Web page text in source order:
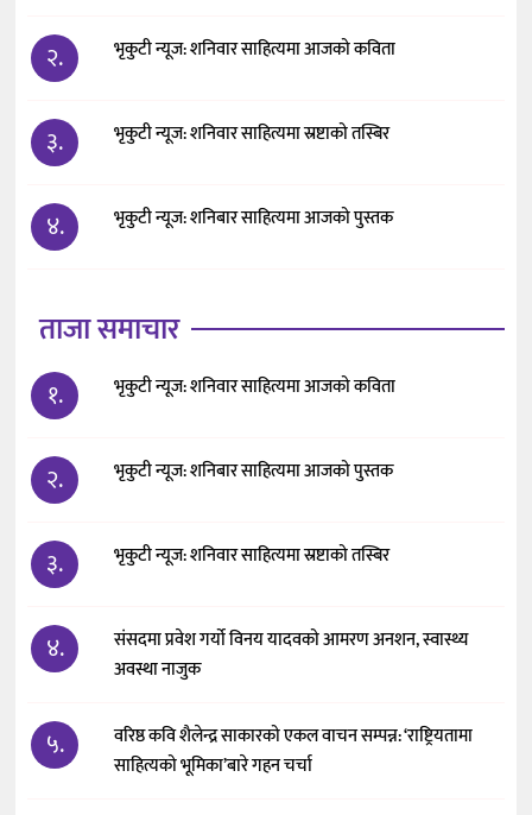
२. भृकुटी न्यूज: शनिवार साहित्यमा आजको कविता
३. भृकुटी न्यूज: शनिवार साहित्यमा स्रष्टाको तस्बिर
४. भृकुटी न्यूज: शनिबार साहित्यमा आजको पुस्तक
ताजा समाचार
१. भृकुटी न्यूज: शनिवार साहित्यमा आजको कविता
२. भृकुटी न्यूज: शनिबार साहित्यमा आजको पुस्तक
३. भृकुटी न्यूज: शनिवार साहित्यमा स्रष्टाको तस्बिर
४.
संसदमा प्रवेश गर्यो विनय यादवको आमरण अनशन, स्वास्थ्य
अवस्था नाजुक
५.
वरिष्ठ कवि शैलेन्द्र साकारको एकल वाचन सम्पन्न: ‘राष्ट्रियतामा
साहित्यको भूमिका’बारे गहन चर्चा